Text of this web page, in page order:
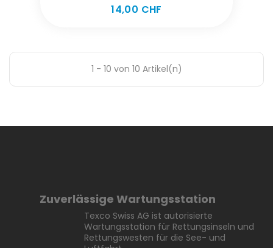
14,00 CHF
1 - 10 von 10 Artikel(n)
Zuverlässige Wartungsstation
Texco Swiss AG ist autorisierte
Wartungsstation für Rettungsinseln und
Rettungswesten für die See- und